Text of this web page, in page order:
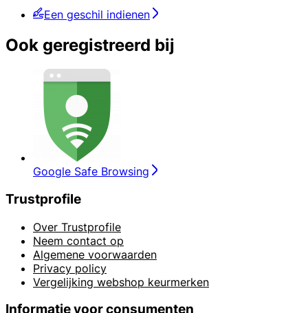
Een geschil indienen
Ook geregistreerd bij
Google Safe Browsing
Trustprofile
Over Trustprofile
Neem contact op
Algemene voorwaarden
Privacy policy
Vergelijking webshop keurmerken
Informatie voor consumenten